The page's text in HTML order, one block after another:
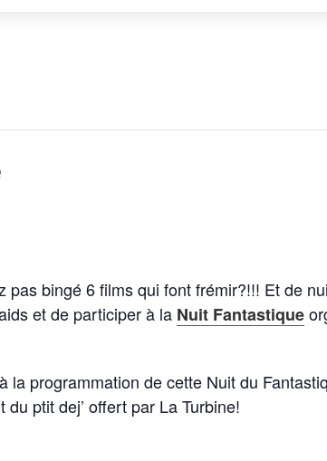
pas bingé 6 films qui font frémir?!!! Et de
et de participer à la Nuit Fantastique
la programmation de cette Nuit du
ptit dej’ offert par La Turbine!